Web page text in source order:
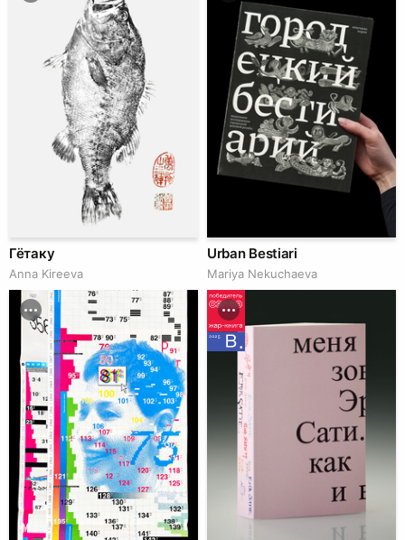
Гётаку
Anna Kireeva
Urban Bestiari
Mariya Nekuchaeva